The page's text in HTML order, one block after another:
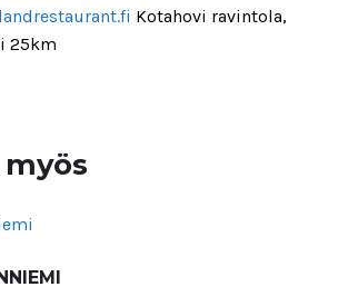
Kotahovi ravintola,
25km